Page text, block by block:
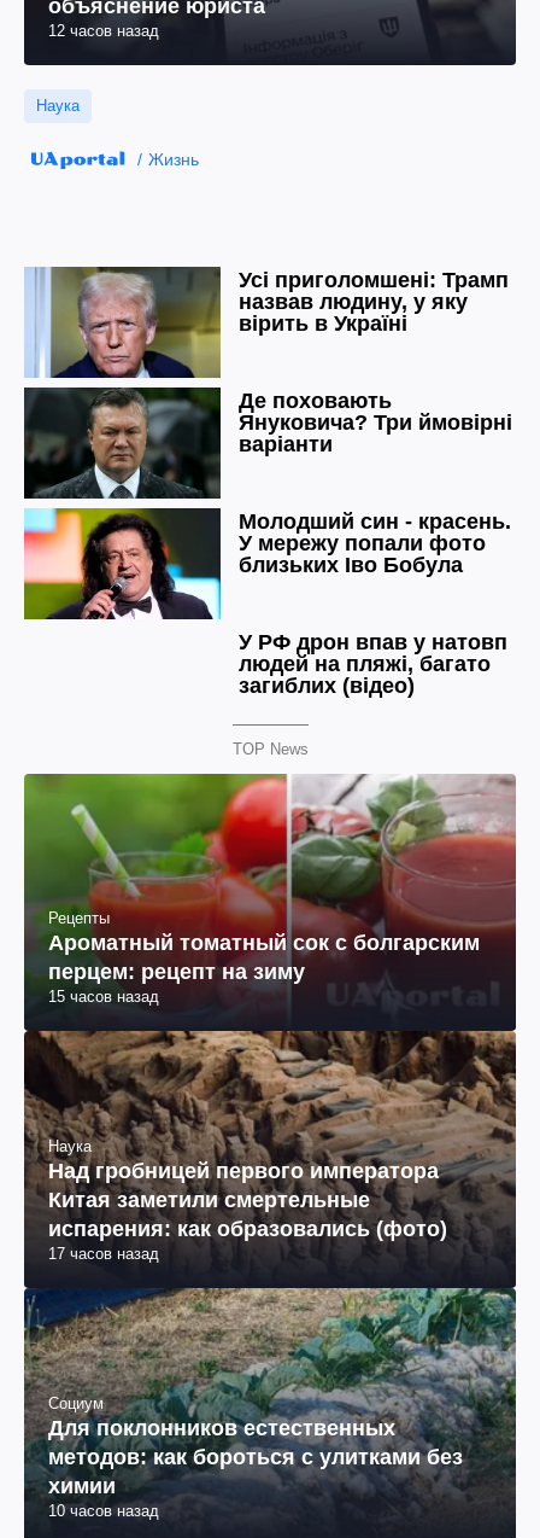
объяснение юриста
12 часов назад
Наука
Жизнь
TOP News
Рецепты
Ароматный томатный сок с болгарским
перцем: рецепт на зиму
Наука
Над гробницей первого императора
Китая заметили смертельные
испарения: как образовались (фото)
Социум
Для поклонников естественных
методов: как бороться с улитками без
химии